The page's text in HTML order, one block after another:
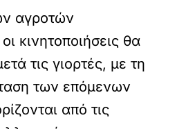
αγροτών
κινητοποιήσεις θα
τις γιορτές, με τη
των επόμενων
από τις